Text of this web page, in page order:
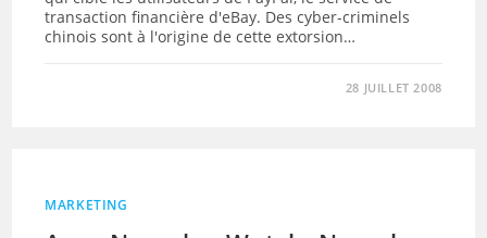
transaction financière d'eBay. Des cyber-criminels
chinois sont à l'origine de cette extorsion…
28 JUILLET 2008
MARKETING